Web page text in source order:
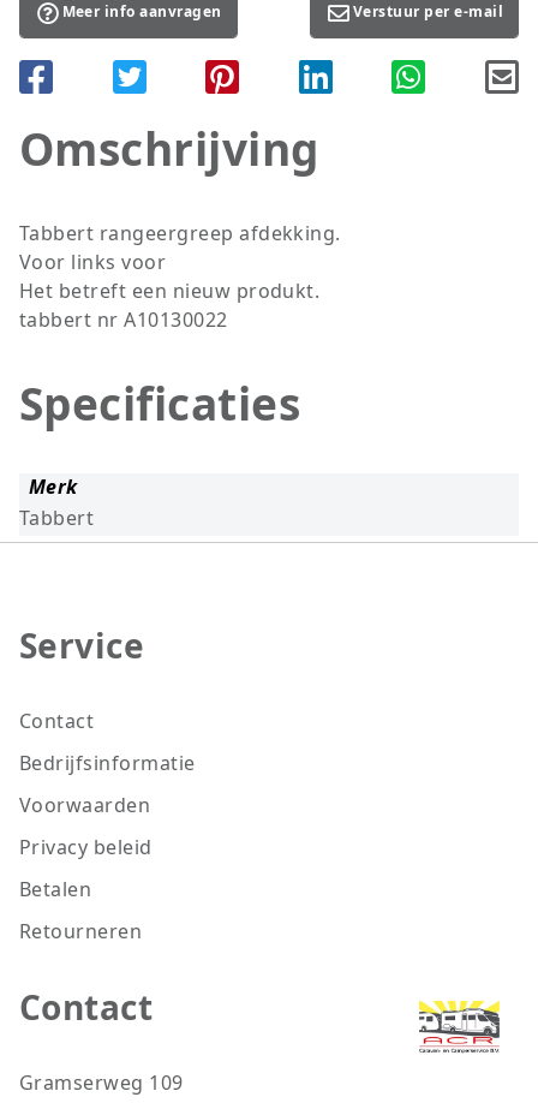
Meer info aanvragen Verstuur per e-mail
Omschrijving
Tabbert rangeergreep afdekking.
Voor links voor
Het betreft een nieuw produkt.
tabbert nr A10130022
Specificaties
Merk
Tabbert
Service
Contact
Bedrijfsinformatie
Voorwaarden
Privacy beleid
Betalen
Retourneren
Contact
Gramserweg 109